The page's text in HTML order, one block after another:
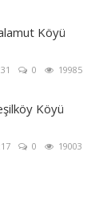
Köyü
0 19985
Köyü
0 19003